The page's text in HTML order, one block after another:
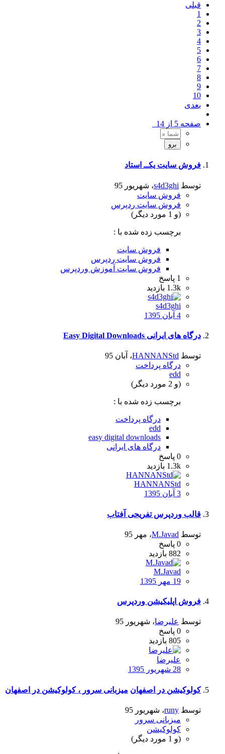
قبلی
1
2
3
4
5
6
7
8
9
10
بعدی
صفحه 5 از 14
فروش سایت یکــ استاد
توسط s4d3ghi، شهریور 95
فروش سایت
فروش سایت ردپرس
(و 1 مورد دیگر)
برچسب زده شده با :
فروش سایت
فروش سایت ردپرس
فروش سایت آموزش وردپرس
1 پاسخ
1.3k بازدید
s4d3ghi
4 آبان 1395
درگاه های ایرانی Easy Digital Downloads
توسط HANNANStd، آبان 95
درگاه پرداخت
edd
(و 2 مورد دیگر)
برچسب زده شده با :
درگاه پرداخت
edd
easy digital downloads
درگاه های ایرانی
0 پاسخ
1.3k بازدید
HANNANStd
3 آبان 1395
قالب وردپرس تفریحی آفتاب
توسط M.Javad، مهر 95
0 پاسخ
882 بازدید
M.Javad
19 مهر 1395
فروش اپلیکیشن وردپرس
توسط علیرضا، شهریور 95
0 پاسخ
805 بازدید
علیرضا
28 شهریور 1395
کولوکیشن در اصفهان میزبانی سرور ، کولوکیشن در اصفهان
توسط runy، شهریور 95
میزبانی سرور
کولوکیشن
(و 1 مورد دیگر)